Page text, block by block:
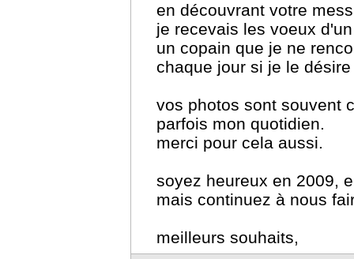
en découvrant votre
je recevais les voeux
un copain que je ne
chaque jour si je le
vos photos sont souvent
parfois mon quotidien.
merci pour cela aussi.
soyez heureux en 2009,
mais continuez à nous
meilleurs souhaits,